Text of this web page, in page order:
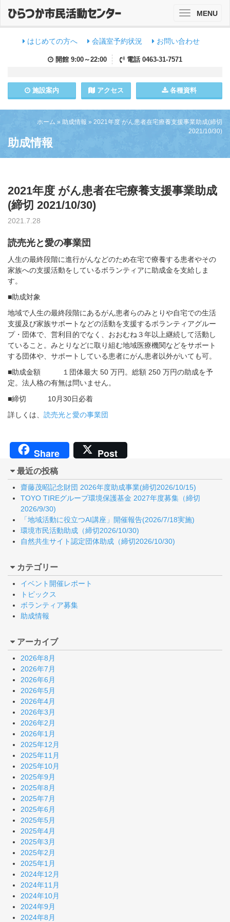
はじめての方へ 会議室予約状況 お問い合わせ
開館 9:00～22:00 電話 0463-31-7571
施設案内 アクセス 各種資料
ToggleMENU
ホーム » 助成情報 » 2021年度 がん患者在宅療養支援事業助成(締切
2021/10/30)
助成情報
2021年度 がん患者在宅療養支援事業助成
(締切 2021/10/30)
2021.7.28
読売光と愛の事業団
人生の最終段階に進行がんなどのため在宅で療養する患者やその
家族への支援活動をしているボランティアに助成金を支給しま
す。
■助成対象
地域で人生の最終段階にあるがん患者らのみとりや自宅での生活
支援及び家族サポートなどの活動を支援するボランティアグルー
プ・団体で、営利目的でなく、おおむね３年以上継続して活動し
ていること。みとりなどに取り組む地域医療機関などをサポート
する団体や、サポートしている患者にがん患者以外がいても可。
■助成金額 １団体最大 50 万円。総額 250 万円の助成を予
定。法人格の有無は問いません。
■締切 10月30日必着
詳しくは、 読売光と愛の事業団
Share Post
最近の投稿
齋藤茂昭記念財団 2026年度助成事業(締切2026/10/15)
TOYO TIREグループ環境保護基金 2027年度募集（締切
2026/9/30)
「地域活動に役立つAI講座」開催報告(2026/7/18実施)
環境市民活動助成（締切2026/10/30)
自然共生サイト認定団体助成（締切2026/10/30)
カテゴリー
イベント開催レポート
トピックス
ボランティア募集
助成情報
アーカイブ
2026年8月
2026年7月
2026年6月
2026年5月
2026年4月
2026年3月
2026年2月
2026年1月
2025年12月
2025年11月
2025年10月
2025年9月
2025年8月
2025年7月
2025年6月
2025年5月
2025年4月
2025年3月
2025年2月
2025年1月
2024年12月
2024年11月
2024年10月
2024年9月
2024年8月